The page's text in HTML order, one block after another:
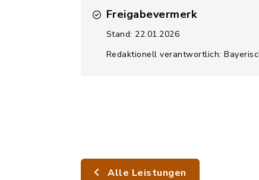
Freigabevermerk
Stand: 22.01.2026
Redaktionell verantwortlich:
Alle Leistungen